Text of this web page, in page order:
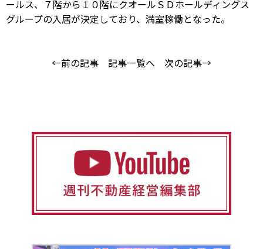
ールス、７階から１０階にクオールＳＤホールディングス
グループの入居が決定しており、満室稼働となった。
←前の記事 記事一覧へ 次の記事→